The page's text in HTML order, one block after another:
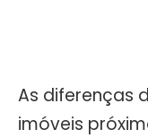
As diferenças
imóveis